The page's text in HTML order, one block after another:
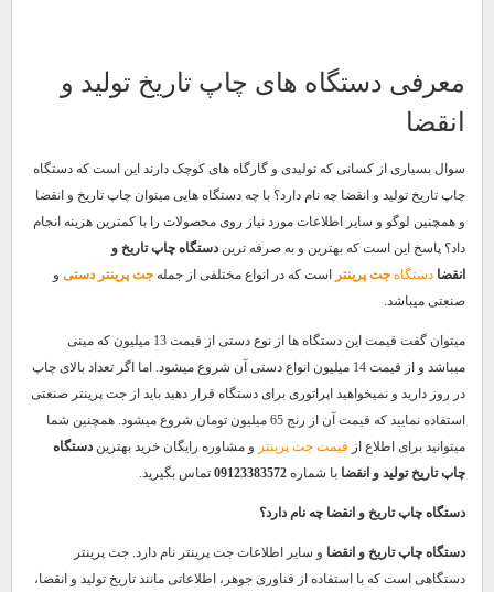
معرفی دستگاه های چاپ تاریخ تولید و
انقضا
سوال بسیاری از کسانی که تولیدی و گارگاه های کوچک دارند این است که دستگاه
چاپ تاریخ تولید و انقضا چه نام دارد؟ با چه دستگاه هایی میتوان چاپ تاریخ و انقضا
و همچنین لوگو و سایر اطلاعات مورد نیاز روی محصولات را با کمترین هزینه انجام
داد؟ پاسخ این است که بهترین و به صرفه ترین دستگاه چاپ تاریخ و
انقضا دستگاه جت پرینتر است که در انواع مختلفی از جمله جت پرینتر دستی و
صنعتی میباشد.
میتوان گفت قیمت این دستگاه ها از نوع دستی از قیمت 13 میلیون که مینی
میباشد و از قیمت 14 میلیون انواع دستی آن شروع میشود. اما اگر تعداد بالای چاپ
در روز دارید و نمیخواهید اپراتوری برای دستگاه قرار دهید باید از جت پرینتر صنعتی
استفاده نمایید که قیمت آن از رنج 65 میلیون تومان شروع میشود. همچنین شما
میتوانید برای اطلاع از قیمت جت پرینتر و مشاوره رایگان خرید بهترین دستگاه
چاپ تاریخ تولید و انقضا با شماره 09123383572 تماس بگیرید.
دستگاه چاپ تاریخ و انقضا چه نام دارد؟
دستگاه چاپ تاریخ و انقضا و سایر اطلاعات جت پرینتر نام دارد. جت پرینتر
دستگاهی است که با استفاده از فناوری جوهر، اطلاعاتی مانند تاریخ تولید و انقضا،